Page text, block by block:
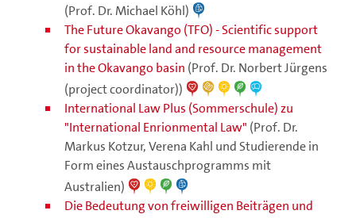
(Prof. Dr. Michael Köhl)
The Future Okavango (TFO) - Scientific support
for sustainable land and resource management
in the Okavango basin (Prof. Dr. Norbert Jürgens
(project coordinator))
International Law Plus (Sommerschule) zu
"International Enrionmental Law" (Prof. Dr.
Markus Kotzur, Verena Kahl und Studierende in
Form eines Austauschprogramms mit
Australien)
Die Bedeutung von freiwilligen Beiträgen und